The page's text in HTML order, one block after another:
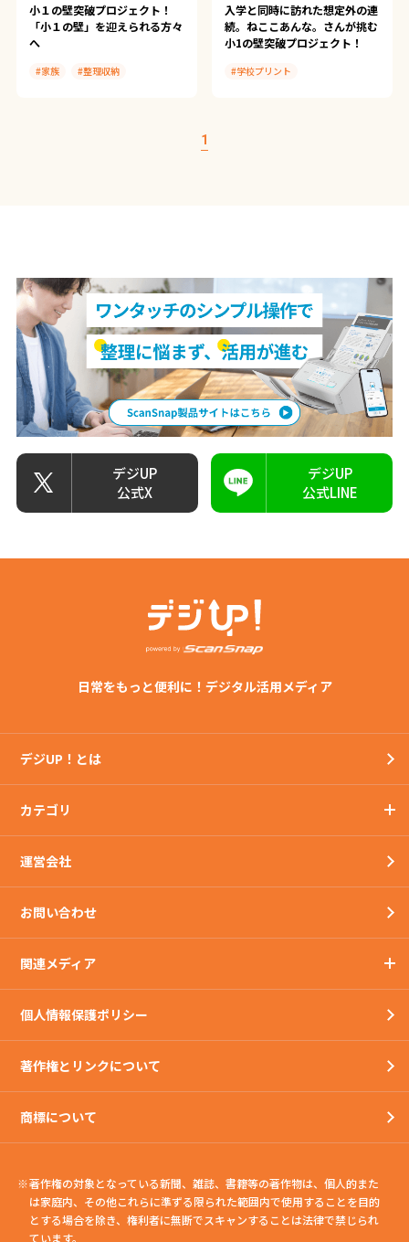
小１の壁突破プロジェクト！
「小１の壁」を迎えられる方々
へ
#家族
#整理収納
入学と同時に訪れた想定外の連
続。ねここあんな。さんが挑む
小1の壁突破プロジェクト！
#学校プリント
1
デジUP
公式X
デジUP
公式LINE
日常をもっと便利に！デジタル活用メディア
デジUP！とは
カテゴリ
運営会社
お問い合わせ
関連メディア
個人情報保護ポリシー
著作権とリンクについて
商標について
著作権の対象となっている新聞、雑誌、書籍等の著作物は、個人的また
は家庭内、 その他これらに準ずる限られた範囲内で使用することを目的
とする場合を除き、権利者に無断でスキャンすることは法律で禁じられ
ています。